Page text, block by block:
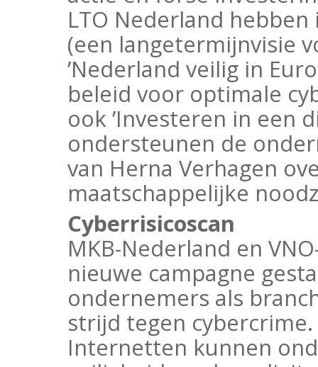
LTO Nederland
(een langetermijnvisie
’Nederland veilig in
beleid voor optimale
ook ’Investeren in een
ondersteunen de
van Herna Verhagen
maatschappelijke
Cyberrisicoscan
MKB-Nederland en
nieuwe campagne
ondernemers als
strijd tegen
Internetten kunnen